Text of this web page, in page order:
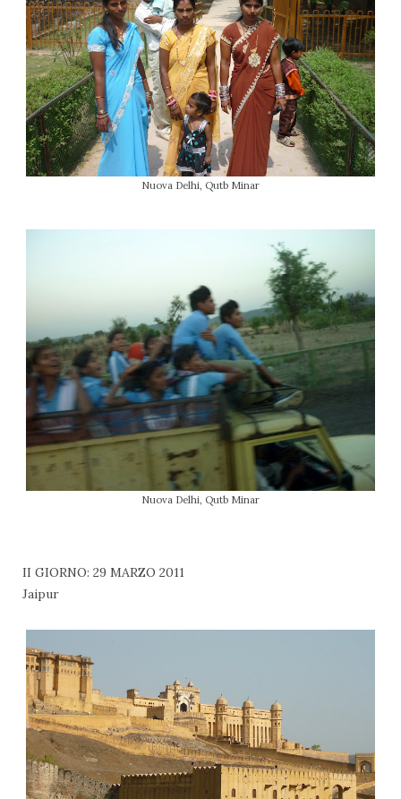
Nuova Delhi, Qutb Minar
Nuova Delhi, Qutb Minar
II GIORNO: 29 MARZO 2011
Jaipur